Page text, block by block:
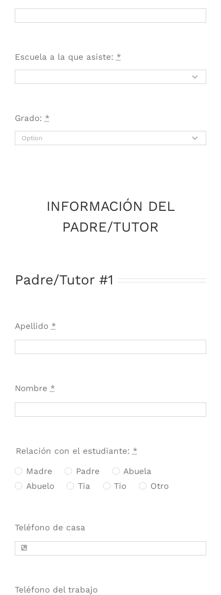
Escuela a la que asiste: *
Grado: *
INFORMACIÓN DEL
PADRE/TUTOR
Padre/Tutor #1
Apellido *
Nombre *
Relación con el estudiante: *
Madre Padre
Abuela
Abuelo
Tia Tio Otro
Teléfono de casa
Teléfono del trabajo